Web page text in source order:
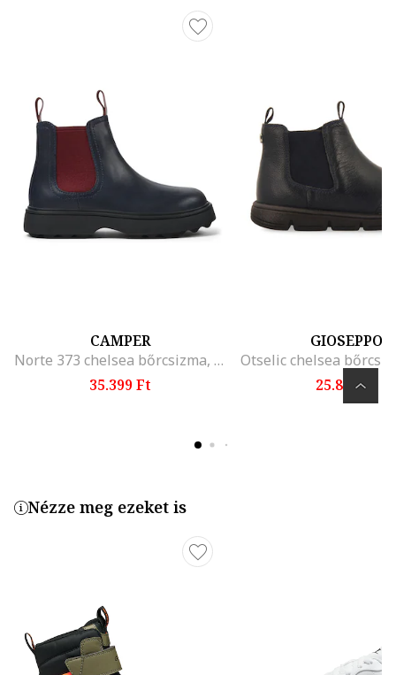
CAMPER
Norte 373 chelsea bőrcsizma, Sötétpiros/Tengerészkék
35.399 Ft
GIOSEPPO
25.899 Ft
Nézze meg ezeket is